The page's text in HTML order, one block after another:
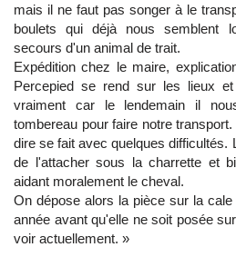
mais il ne faut pas songer à le
boulets qui déjà nous semblent
secours d'un animal de trait.
Expédition chez le maire,
Percepied se rend sur les lieux
vraiment car le lendemain il
tombereau pour faire notre
dire se fait avec quelques difficultés.
de l'attacher sous la charrette et
aidant moralement le cheval.
On dépose alors la pièce sur la
année avant qu'elle ne soit posée
voir actuellement. »